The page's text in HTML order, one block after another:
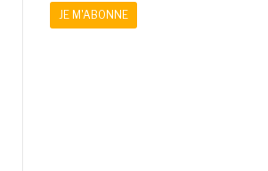
JE M'ABONNE